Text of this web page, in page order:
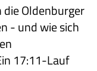
Oldenburger
- und wie sich
17:11-Lauf